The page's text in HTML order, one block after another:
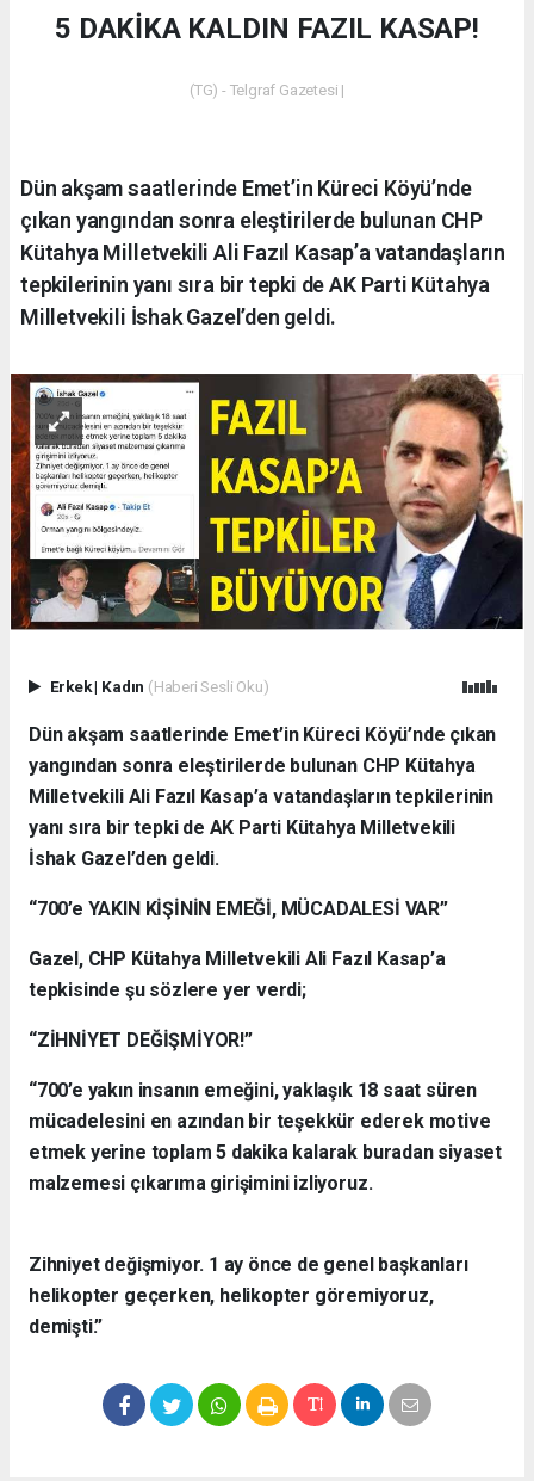
5 DAKİKA KALDIN FAZIL KASAP!
(TG) - Telgraf Gazetesi |
Dün akşam saatlerinde Emet’in Küreci Köyü’nde
çıkan yangından sonra eleştirilerde bulunan CHP
Kütahya Milletvekili Ali Fazıl Kasap’a vatandaşların
tepkilerinin yanı sıra bir tepki de AK Parti Kütahya
Milletvekili İshak Gazel’den geldi.
Erkek| Kadın (Haberi Sesli Oku)
Dün akşam saatlerinde Emet’in Küreci Köyü’nde çıkan
yangından sonra eleştirilerde bulunan CHP Kütahya
Milletvekili Ali Fazıl Kasap’a vatandaşların tepkilerinin
yanı sıra bir tepki de AK Parti Kütahya Milletvekili
İshak Gazel’den geldi.
“700’e YAKIN KİŞİNİN EMEĞİ, MÜCADALESİ VAR”
Gazel, CHP Kütahya Milletvekili Ali Fazıl Kasap’a
tepkisinde şu sözlere yer verdi;
“ZİHNİYET DEĞİŞMİYOR!”
“700’e yakın insanın emeğini, yaklaşık 18 saat süren
mücadelesini en azından bir teşekkür ederek motive
etmek yerine toplam 5 dakika kalarak buradan siyaset
malzemesi çıkarıma girişimini izliyoruz.
Zihniyet değişmiyor. 1 ay önce de genel başkanları
helikopter geçerken, helikopter göremiyoruz,
demişti.”